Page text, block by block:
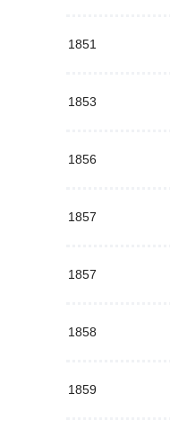
1851
1853
1856
1857
1857
1858
1859